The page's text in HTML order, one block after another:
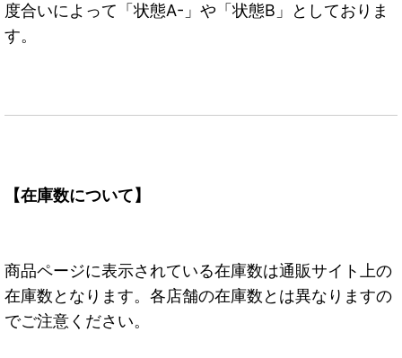
度合いによって「状態A-」や「状態B」としておりま
す。
【在庫数について】
商品ページに表示されている在庫数は通販サイト上の
在庫数となります。各店舗の在庫数とは異なりますの
でご注意ください。